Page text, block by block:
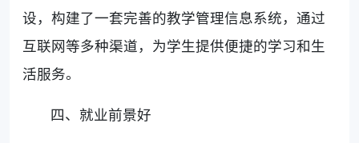
设，构建了一套完善的教学管理信息系统，通过
互联网等多种渠道，为学生提供便捷的学习和生
活服务。
四、就业前景好